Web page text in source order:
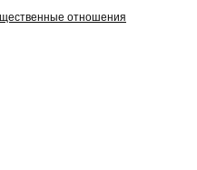
отношения